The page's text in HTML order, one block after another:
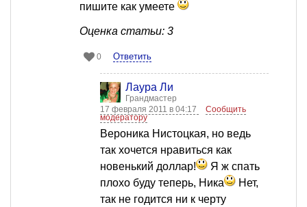
пишите как умеете
Оценка статьи: 3
0 Ответить
Лаура Ли
Грандмастер
17 февраля 2011 в 04:17
Сообщить
модератору
Вероника Нистоцкая, но ведь
так хочется нравиться как
новенький доллар!
Я ж спать
плохо буду теперь, Ника
Нет,
так не годится ни к черту